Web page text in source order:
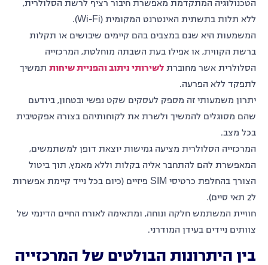
הטכנולוגיה המתקדמת מאפשרת חיבור רציף לרשת הסלולרית,
ללא תלות בתשתית האינטרנט המקומית (Wi-Fi).
המשמעות היא שגם במצבים בהם קיימים שיבושים או תקלות
ברשת הקווית, או אפילו בעת השבתה מוחלטת, המרכזייה
הסלולרית אשר מחוברת לשירותי ניתוב והפניית שיחותתמשיך
לתפקד ללא הפרעה.
יתרון משמעותי זה מספק לעסקים שקט נפשי ובטחון, ביודעם
שהם מסוגלים להמשיך ולשרת את לקוחותיהם בצורה אפקטיבית
בכל מצב.
המרכזייה הסלולרית מציעה גמישות יוצאת דופן למשתמשים,
המאפשרת להם להתחבר אליה בקלות וללא מאמץ, תוך ביטול
הצורך בהחלפת כרטיסי SIM פיזיים (כיום בכל נייד קיימת אפשרות
ל2 תאי סיים).
חוויית המשתמש חלקה ונוחה, ומתאימה לאורח החיים הדינמי של
צוותים ניידים בעידן המודרני.
בין היתרונות הבולטים של המרכזייה